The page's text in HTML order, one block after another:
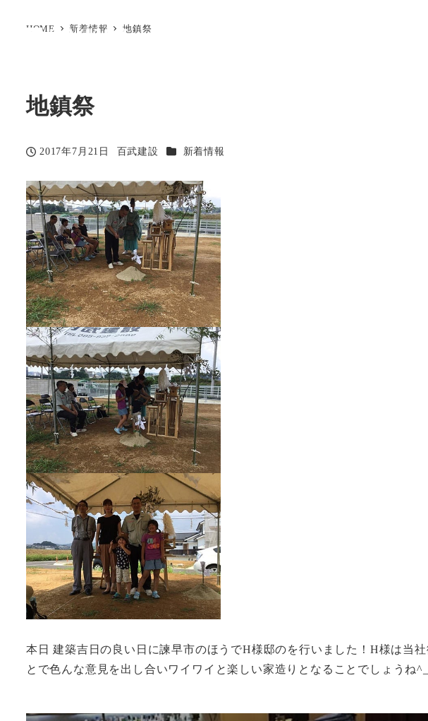
HOME 新着情報 地鎮祭
地鎮祭
投稿日
2017年7月21日
著
百武建設 カテゴリー
新着情報
本日 建築吉日の良い日に諫早市のほうでH様邸のを行いました！H様は当
とで色んな意見を出し合いワイワイと楽しい家造りとなることでしょうね